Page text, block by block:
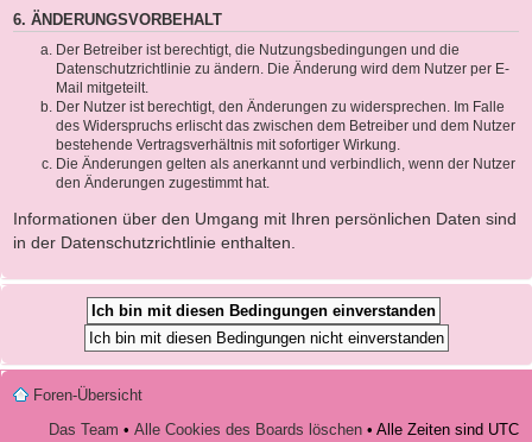
6. ÄNDERUNGSVORBEHALT
Der Betreiber ist berechtigt, die Nutzungsbedingungen und die
Datenschutzrichtlinie zu ändern. Die Änderung wird dem Nutzer per E-
Mail mitgeteilt.
Der Nutzer ist berechtigt, den Änderungen zu widersprechen. Im Falle
des Widerspruchs erlischt das zwischen dem Betreiber und dem Nutzer
bestehende Vertragsverhältnis mit sofortiger Wirkung.
Die Änderungen gelten als anerkannt und verbindlich, wenn der Nutzer
den Änderungen zugestimmt hat.
Informationen über den Umgang mit Ihren persönlichen Daten sind
in der Datenschutzrichtlinie enthalten.
Foren-Übersicht
Das Team • Alle Cookies des Boards löschen • Alle Zeiten sind UTC